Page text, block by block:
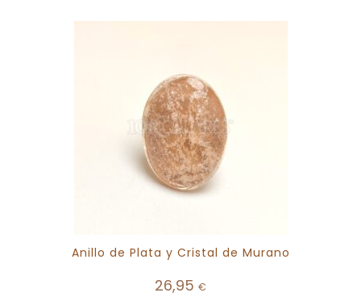
Anillo de Plata y Cristal de Murano
26,95 €